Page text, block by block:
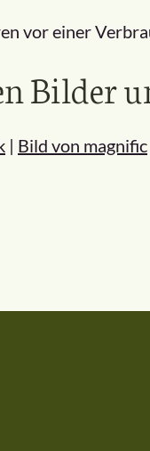
vor einer
Bilder
| Bild von magnific